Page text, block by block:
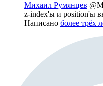
Михаил Румянцев
z-index'ы и position'ы
Написано более трёх